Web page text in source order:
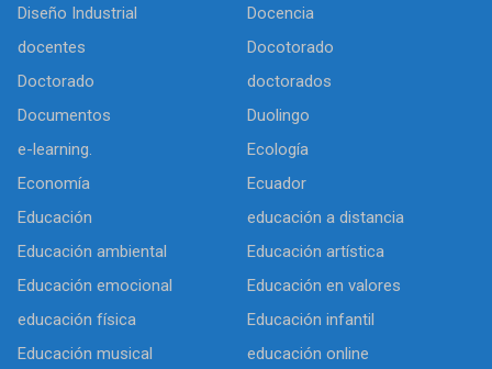
Diseño Industrial
Docencia
docentes
Docotorado
Doctorado
doctorados
Documentos
Duolingo
e-learning.
Ecología
Economía
Ecuador
Educación
educación a distancia
Educación ambiental
Educación artística
Educación emocional
Educación en valores
educación física
Educación infantil
Educación musical
educación online